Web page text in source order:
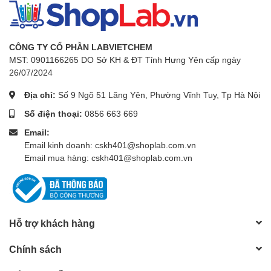
Thông số
kỹ thuật:
điện, cảm biến phát hiện lỗi
bộ phận giữ nhớt kế
- Xem kích thước cửa sổ (mm): 230 × 180
- Vật liệu : Thép không gỉ (＃ 304) bên trong, Thép
- Kích thước (W × D × H) Không gian làm việc (mm):
330 × 300 × h260 mm
- Kích thước (W × D × H) bên trong (mm): 350 × 300
× h300 mm
- Kích thước (W × D × H) Bên ngoài (mm): 585 × 375
- Kích thước đóng gói (mm) & Tổng trọng lượng (kg):
640 × 450 × h500 mm, 24 kg
CÔNG TY CỔ PHẦN LABVIETCHEM
MST: 0901166265 DO Sở KH & ĐT Tỉnh Hưng Yên cấp ngày
26/07/2024
Địa chỉ: Số 9 Ngõ 51 Lãng Yên, Phường Vĩnh Tuy, Tp Hà Nội
Số điện thoại: 0856 663 669
Email:
Email kinh doanh: cskh401@shoplab.com.vn
Email mua hàng: cskh401@shoplab.com.vn
Hỗ trợ khách hàng
Chính sách